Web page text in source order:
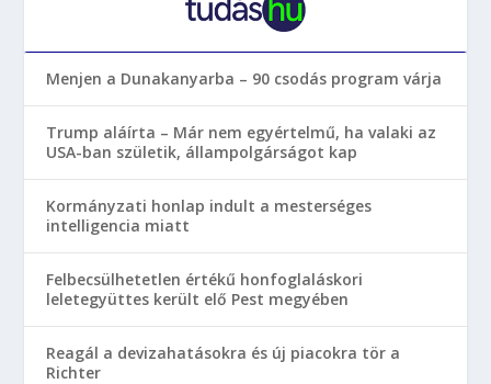
Menjen a Dunakanyarba – 90 csodás program várja
Trump aláírta – Már nem egyértelmű, ha valaki az
USA-ban születik, állampolgárságot kap
Kormányzati honlap indult a mesterséges
intelligencia miatt
Felbecsülhetetlen értékű honfoglaláskori
leletegyüttes került elő Pest megyében
Reagál a devizahatásokra és új piacokra tör a
Richter